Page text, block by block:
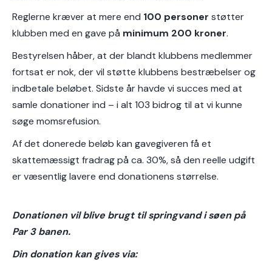
Reglerne kræver at mere end 100 personer støtter
klubben med en gave på minimum 200 kroner.
Bestyrelsen håber, at der blandt klubbens medlemmer
fortsat er nok, der vil støtte klubbens bestræbelser og
indbetale beløbet. Sidste år havde vi succes med at
samle donationer ind – i alt 103 bidrog til at vi kunne
søge momsrefusion.
Af det donerede beløb kan gavegiveren få et
skattemæssigt fradrag på ca. 30%, så den reelle udgift
er væsentlig lavere end donationens størrelse.
Donationen vil blive brugt til springvand i søen på
Par 3 banen.
Din donation kan gives via: